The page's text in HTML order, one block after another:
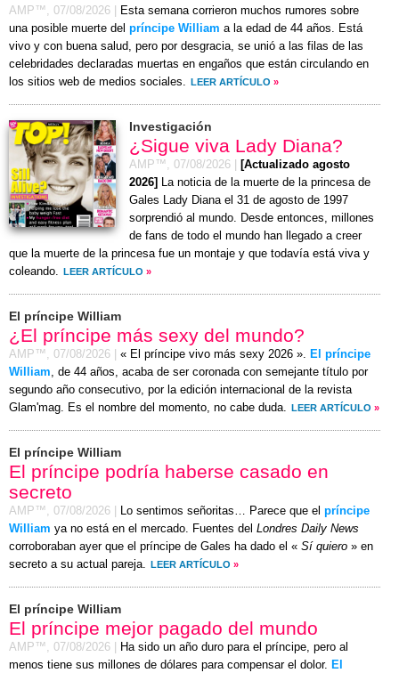
AMP™, 07/08/2026
Esta semana corrieron muchos rumores sobre
una posible muerte del príncipe William a la edad de 44 años. Está
vivo y con buena salud, pero por desgracia, se unió a las filas de las
celebridades declaradas muertas en engaños que están circulando en
los sitios web de medios sociales. LEER ARTÍCULO »
Investigación
¿Sigue viva Lady Diana?
AMP™, 07/08/2026
[Actualizado agosto
2026] La noticia de la muerte de la princesa de
Gales Lady Diana el 31 de agosto de 1997
sorprendió al mundo. Desde entonces, millones
de fans de todo el mundo han llegado a creer
que la muerte de la princesa fue un montaje y que todavía está viva y
coleando. LEER ARTÍCULO »
El príncipe William
¿El príncipe más sexy del mundo?
AMP™, 07/08/2026 « El príncipe vivo más sexy 2026 ». El príncipe
William, de 44 años, acaba de ser coronada con semejante título por
segundo año consecutivo, por la edición internacional de la revista
Glam'mag. Es el nombre del momento, no cabe duda. LEER ARTÍCULO »
El príncipe William
El príncipe podría haberse casado en
secreto
AMP™, 07/08/2026 Lo sentimos señoritas… Parece que el príncipe
William ya no está en el mercado. Fuentes del Londres Daily News
corroboraban ayer que el príncipe de Gales ha dado el « Sí quiero » en
secreto a su actual pareja. LEER ARTÍCULO »
El príncipe William
El príncipe mejor pagado del mundo
AMP™, 07/08/2026
Ha sido un año duro para el príncipe, pero al
menos tiene sus millones de dólares para compensar el dolor. El